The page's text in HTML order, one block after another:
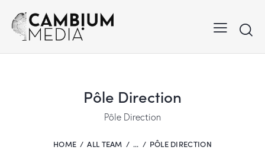
Pôle Direction
Pôle Direction
HOME ALL TEAM ... PÔLE DIRECTION